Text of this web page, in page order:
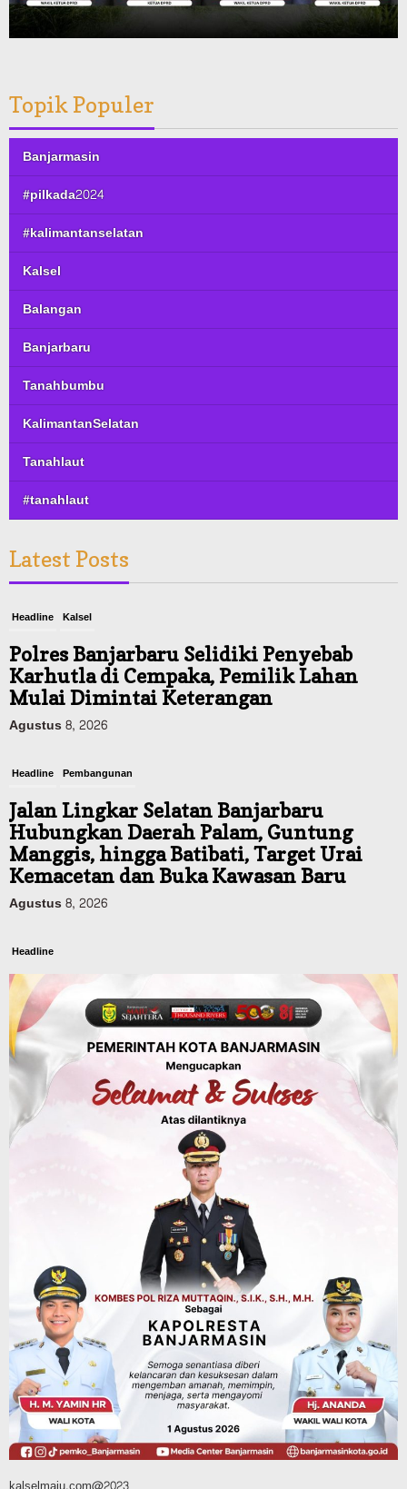
Topik Populer
Banjarmasin
#pilkada2024
#kalimantanselatan
Kalsel
Balangan
Banjarbaru
Tanahbumbu
KalimantanSelatan
Tanahlaut
#tanahlaut
Latest Posts
Headline Kalsel
Polres Banjarbaru Selidiki Penyebab
Karhutla di Cempaka, Pemilik Lahan
Mulai Dimintai Keterangan
Agustus 8, 2026
Headline Pembangunan
Jalan Lingkar Selatan Banjarbaru
Hubungkan Daerah Palam, Guntung
Manggis, hingga Batibati, Target Urai
Kemacetan dan Buka Kawasan Baru
Agustus 8, 2026
Headline
Panaskan Kembali Arena Panjat Tebing,
FPTI Banjarmasin Siapkan Sirkuit se-
Kalsel
Agustus 8, 2026
Sosial & Keagamaan
Hari Pramuka ke-65, Kwarcab
Banjarmasin Ziarah ke Makam Pangeran
Antasari dan Gelar Ulang Janji
Advertorial Dinas Kehutanan Kalsel
Api Sempat Berkobar, Karhutla di
Tahura Sultan Adam Berhasil
Dikendalikan
Agustus 8, 2026